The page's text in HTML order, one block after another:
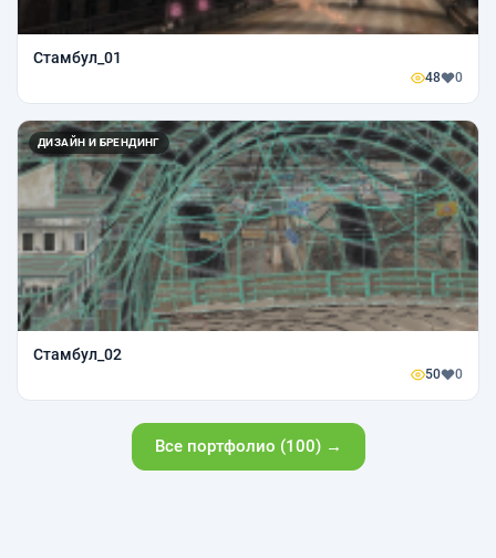
Стамбул_01
48 0
ДИЗАЙН И БРЕНДИНГ
Стамбул_02
50 0
Все портфолио (100) →